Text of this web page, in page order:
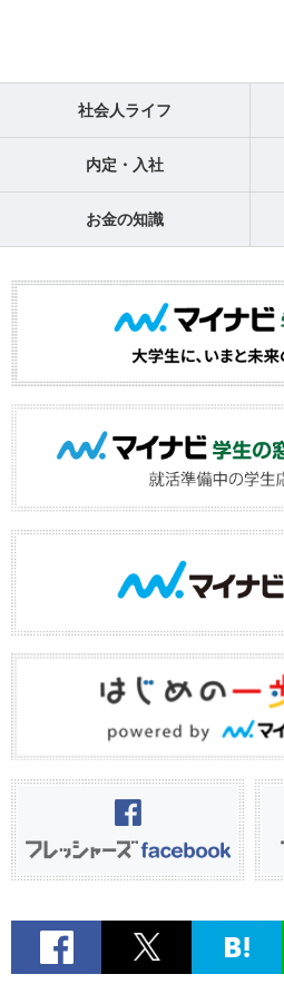
社会人ライフ
内定・入社
お金の知識